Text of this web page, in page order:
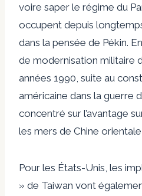
voire saper le régime du
occupent depuis
dans la pensée de Pékin.
de modernisation militaire
années 1990, suite au
américaine dans la guerre
concentré sur l’avantage
les mers de Chine
Pour les États-Unis, les
» de Taiwan vont